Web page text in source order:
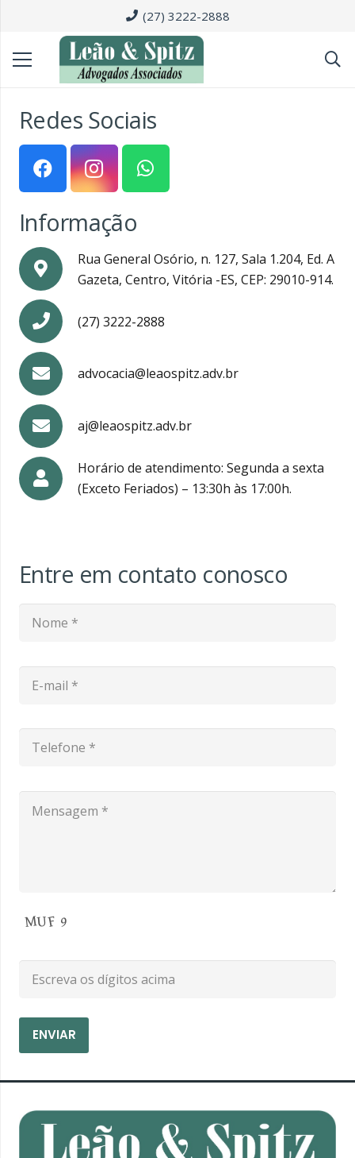
(27) 3222-2888
Redes Sociais
Informação
Rua General Osório, n. 127, Sala 1.204, Ed. A
Gazeta, Centro, Vitória -ES, CEP: 29010-914.
(27) 3222-2888
advocacia@leaospitz.adv.br
aj@leaospitz.adv.br
Horário de atendimento: Segunda a sexta
(Exceto Feriados) – 13:30h às 17:00h.
Entre em contato conosco